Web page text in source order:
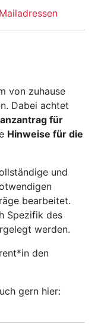
Mailadressen
von zuhause
Dabei achtet
für
Hinweise für die
und
bearbeitet.
Spezifik des
werden.
den
gern hier: